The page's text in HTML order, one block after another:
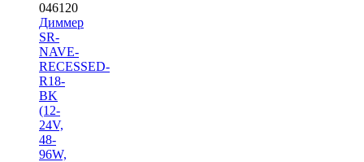
046120
Диммер
SR-
NAVE-
RECESSED-
R18-
BK
(12-
24V,
48-
96W,